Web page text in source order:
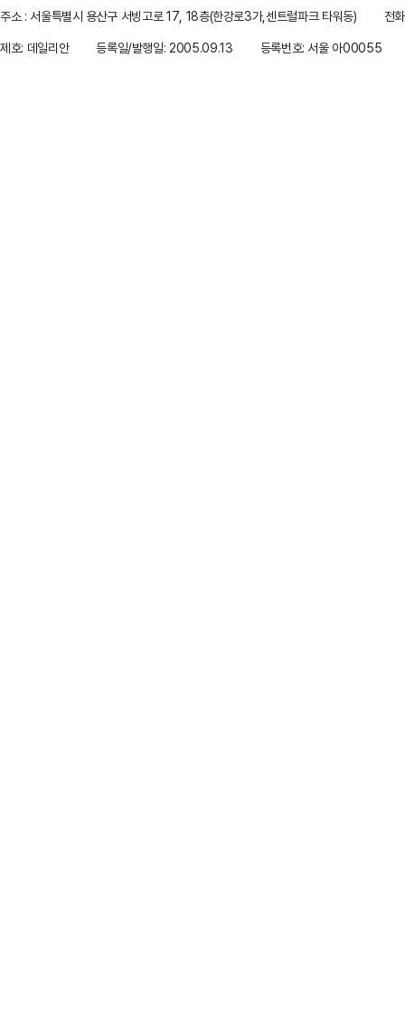
주소 : 서울특별시 용산구 서빙고로 17, 18층(한강로3가,센트럴파크 타워동)
전
제호: 데일리안
등록일/발행일: 2005.09.13 등록번호: 서울 아00055